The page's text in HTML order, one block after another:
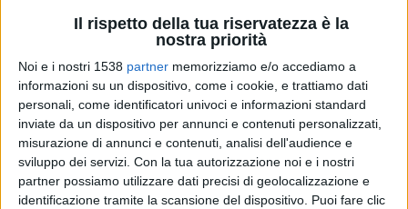
Il rispetto della tua riservatezza è la
nostra priorità
Noi e i nostri 1538 partner memorizziamo e/o accediamo a
informazioni su un dispositivo, come i cookie, e trattiamo dati
personali, come identificatori univoci e informazioni standard
inviate da un dispositivo per annunci e contenuti personalizzati,
misurazione di annunci e contenuti, analisi dell'audience e
sviluppo dei servizi. Con la tua autorizzazione noi e i nostri
partner possiamo utilizzare dati precisi di geolocalizzazione e
identificazione tramite la scansione del dispositivo. Puoi fare clic
edili ed affini.
Restano salvi i provvedimenti sindacali, riferiti al
territorio comunale, che non contrastano con questa
ordinanza e gli obblighi gravanti sul datore di lavoro a
tutela della salute e della sicurezza sul lavoro dei
lavoratori. Le prescrizioni dell’ordinanza non trovano